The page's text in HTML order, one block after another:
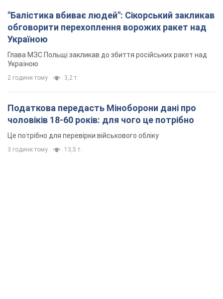
"Балістика вбиває людей": Сікорський закликав
обговорити перехоплення ворожих ракет над
Україною
Глава МЗС Польщі закликав до збиття російських ракет над
Україною
2 години тому 3,2 т.
Податкова передасть Міноборони дані про
чоловіків 18-60 років: для чого це потрібно
Це потрібно для перевірки військового обліку
3 години тому 13,5 т.